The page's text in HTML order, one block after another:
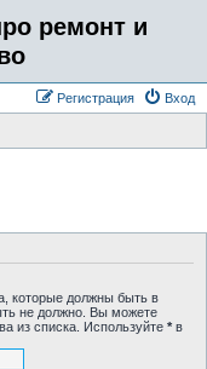
ремонт и
Вход
Регистрация
которые должны быть в
не должно. Вы можете
из списка. Используйте * в